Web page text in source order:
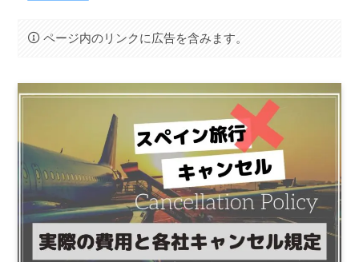
ページ内のリンクに広告を含みます。